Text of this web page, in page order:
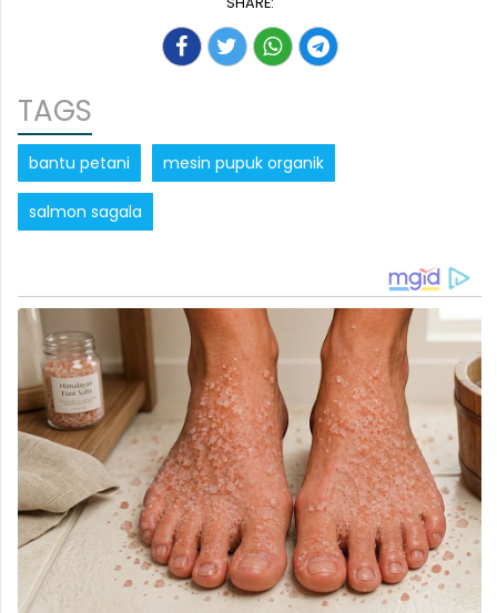
TAGS
bantu petani mesin pupuk organik
salmon sagala